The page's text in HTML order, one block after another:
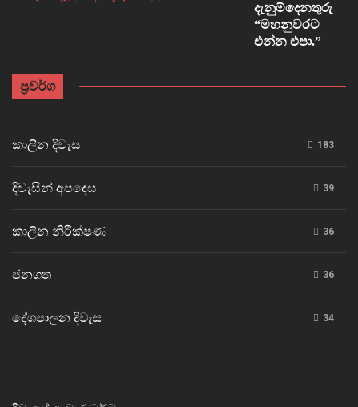
දැනුම්දෙනතුරු
“මහනුවරට
එන්න එපා.”
ප්‍රවර්ග
කාලීන දිවැස 183
දිවැසින් අපදෙස 39
කාලීන නිරීක්ෂණ 36
ජනගත 36
දේශපාලන දිවැස 34